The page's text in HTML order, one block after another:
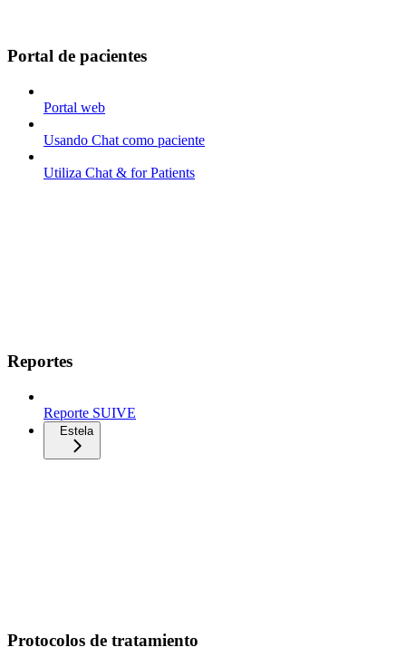
Portal de pacientes
Portal web
Usando Chat como paciente
Utiliza Chat & for Patients
Reportes
Reporte SUIVE
Estela
Protocolos de tratamiento